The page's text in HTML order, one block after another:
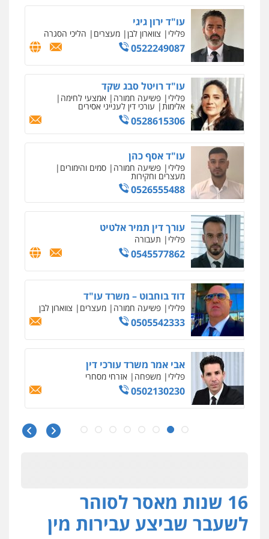
עו"ד ירון גיגי
פלילי צווארון לבן מעצרים הליכי הסגרה
0522249087
עו"ד רויטל סבג שקד
פלילי פשיעה חמורה אמצעי לחימה
אלימות עורכי דין לענייני אסירים
0528615306
עו"ד אסף כהן
פלילי פשיעה חמורה סמים והימורים
מעצרים וחקירות
0526555488
עורך דין תמיר אלטיט
פלילי תעבורה
0545577862
דוד בוחבוט – משרד עו"ד
פלילי פשיעה חמורה מעצרים צווארון לבן
0505542333
אבי אמר משרד עורכי דין
פלילי משפחה אזרחי מסחרי
0502130230
עו"ד בן ממן
סייבר
חליל ביאדי – משרד עורכי דין
פלילי דיני תעבורה מעצרים וחקירות
פשיעה חמורה אסירים
0509636895
16 שנות מאסר לסוהר
לשעבר שביצע עבירות מין